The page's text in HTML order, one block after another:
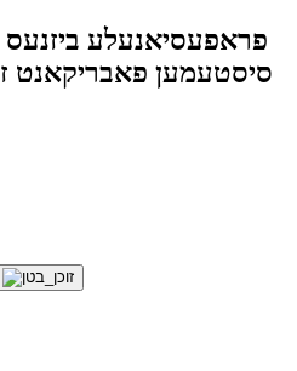
פראפעסיאנעלע ביזנעס
סיסטעמען פאבריקאנט זינט